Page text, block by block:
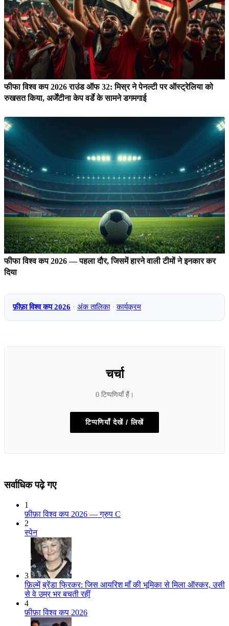
फीफा विश्व कप 2026 राउंड ऑफ 32: मिस्र ने पेनल्टी पर ऑस्ट्रेलिया को
रुखसत किया, अर्जेंटीना केप वर्डे के सामने डगमगाई
फीफा विश्व कप 2026 — पहला दौर, जिसमें हारने वाली टीमों ने इनकार कर
दिया
फ़ीफ़ा विश्व कप 2026 · अंक तालिका · कार्यक्रम
चर्चा
0 टिप्पणियाँ हैं।
टिप्पणियाँ देखें / लिखें
सर्वाधिक पढ़े गए
1
फ़ीफ़ा विश्व कप 2026 — ग्रुप C
2
स्पेन
3
फ़िल्में ब्रेंडा फ्रिकर: जिस आयरिश माँ की भूमिका से मिला ऑस्कर, उसी
से वे उम्र भर बचती रहीं
4
फ़ीफ़ा विश्व कप 2026